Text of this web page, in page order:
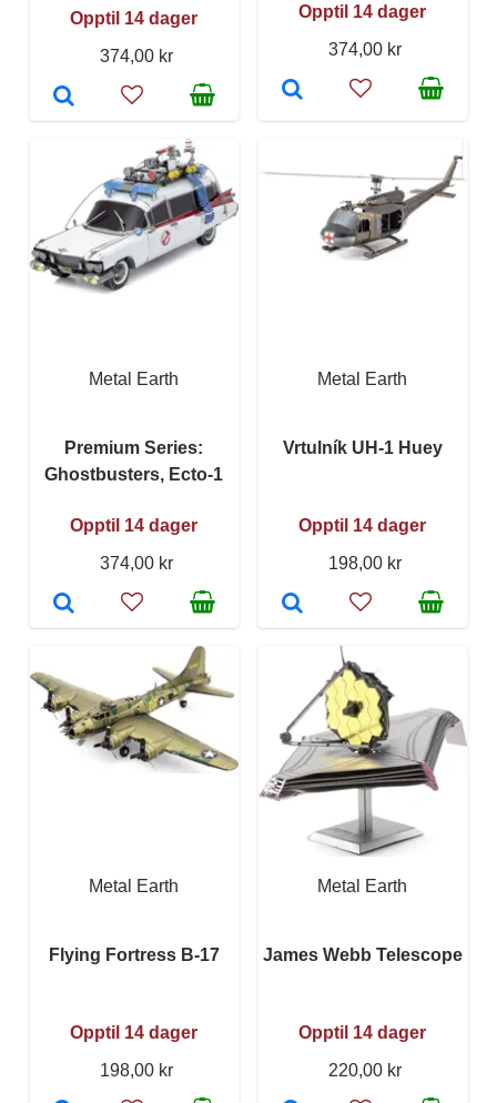
Opptil 14 dager
374,00 kr
Opptil 14 dager
374,00 kr
Metal Earth
Premium Series:
Ghostbusters, Ecto-1
Opptil 14 dager
374,00 kr
Metal Earth
Vrtulník UH-1 Huey
Opptil 14 dager
198,00 kr
Metal Earth
Flying Fortress B-17
Opptil 14 dager
198,00 kr
Metal Earth
James Webb Telescope
Opptil 14 dager
220,00 kr